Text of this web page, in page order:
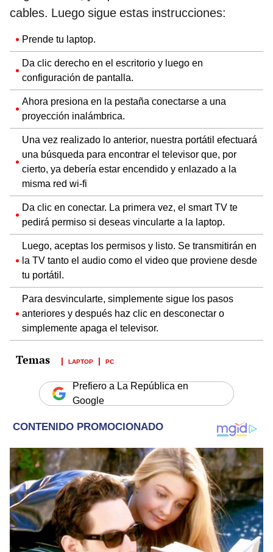
cables. Luego sigue estas instrucciones:
Prende tu laptop.
Da clic derecho en el escritorio y luego en
configuración de pantalla.
Ahora presiona en la pestaña conectarse a una
proyección inalámbrica.
Una vez realizado lo anterior, nuestra portátil efectuará
una búsqueda para encontrar el televisor que, por
cierto, ya debería estar encendido y enlazado a la
misma red wi-fi
Da clic en conectar. La primera vez, el smart TV te
pedirá permiso si deseas vincularte a la laptop.
Luego, aceptas los permisos y listo. Se transmitirán en
la TV tanto el audio como el video que proviene desde
tu portátil.
Para desvincularte, simplemente sigue los pasos
anteriores y después haz clic en desconectar o
simplemente apaga el televisor.
LAPTOP PC
Prefiero a La República en
Google